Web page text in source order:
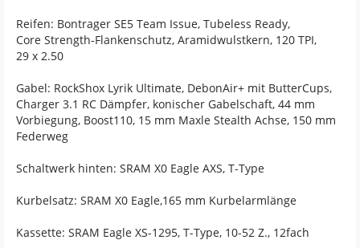
Reifen: Bontrager SE5 Team Issue, Tubeless Ready,
Core Strength-Flankenschutz, Aramidwulstkern, 120 TPI,
29 x 2.50
Gabel: RockShox Lyrik Ultimate, DebonAir+ mit ButterCups,
Charger 3.1 RC Dämpfer, konischer Gabelschaft, 44 mm
Vorbiegung, Boost110, 15 mm Maxle Stealth Achse, 150 mm
Federweg
Schaltwerk hinten: SRAM X0 Eagle AXS, T-Type
Kurbelsatz: SRAM X0 Eagle,165 mm Kurbelarmlänge
Kassette: SRAM Eagle XS-1295, T-Type, 10-52 Z., 12fach